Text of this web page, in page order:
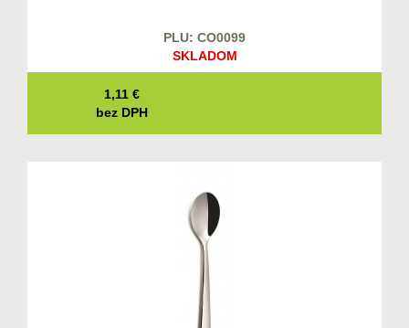
PLU: CO0099
SKLADOM
1,11 €
bez DPH